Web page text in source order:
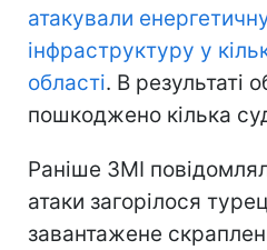
атакували
інфраструктуру у
області. В результаті
пошкоджено кілька
Раніше ЗМІ
атаки загорілося
завантажене